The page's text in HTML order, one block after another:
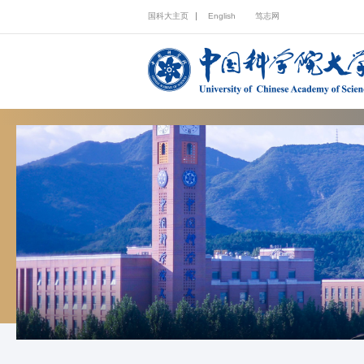
国科大主页 English 笃志网